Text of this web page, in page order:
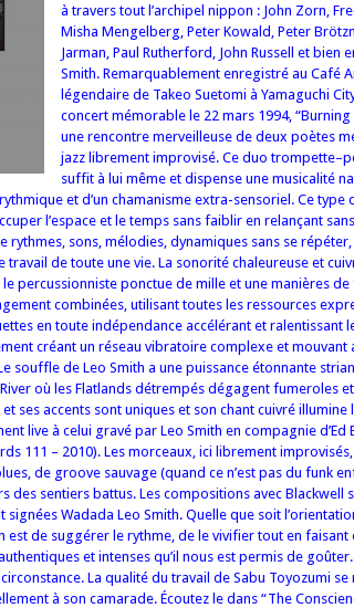
à travers tout l’archipel nippon : John Zorn,
Misha Mengelberg, Peter Kowald, Peter
Jarman, Paul Rutherford, John Russell et bien
Smith. Remarquablement enregistré au Café
légendaire de Takeo Suetomi à Yamaguchi
concert mémorable le 22 mars 1994,
une rencontre merveilleuse de deux poètes
jazz librement improvisé. Ce duo
suffit à lui même et dispense une musicalité
et d’un chamanisme extra-sensoriel. Ce type
l’espace et le temps sans faiblir en relançant
rythmes, sons, mélodies, dynamiques sans se répéter,
travail de toute une vie. La sonorité chaleureuse et
percussionniste ponctue de mille et une manières
combinées, utilisant toutes les ressources
en toute indépendance accélérant et ralentissant
créant un réseau vibratoire complexe et mouvant
souffle de Leo Smith a une puissance étonnante
où les Flatlands détrempés dégagent fumeroles
ses accents sont uniques et son chant cuivré illumine
live à celui gravé par Leo Smith en compagnie d’Ed
111 – 2010). Les morceaux, ici librement
de groove sauvage (quand ce n’est pas du funk
des sentiers battus. Les compositions avec Blackwell
Wadada Leo Smith. Quelle que soit
est de suggérer le rythme, de le vivifier tout en faisant
et intenses qu’il nous est permis de
La qualité du travail de Sabu Toyozumi se
à son camarade. Écoutez le dans “The